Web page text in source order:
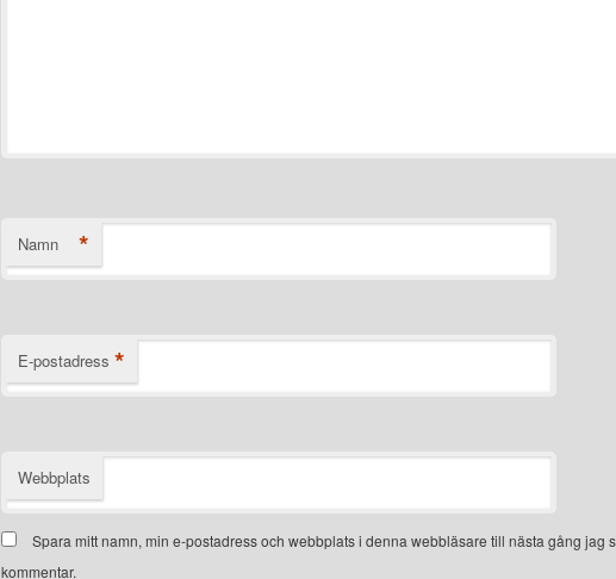
Namn *
E-postadress *
Webbplats
Spara mitt namn, min e-postadress och webbplats i denna webbläsare till nästa gång jag
kommentar.